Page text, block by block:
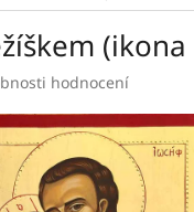
hodnocení